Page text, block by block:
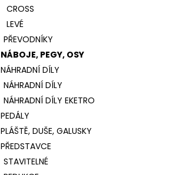
CROSS
LEVÉ
PŘEVODNÍKY
NÁBOJE, PEGY, OSY
NÁHRADNÍ DÍLY
NÁHRADNÍ DÍLY
NÁHRADNÍ DÍLY EKETRO
PEDÁLY
PLÁŠTĚ, DUŠE, GALUSKY
PŘEDSTAVCE
STAVITELNÉ